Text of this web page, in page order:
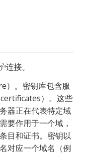
接。
）。密钥库包含服
）。这些
器正在代表特定域
要作用于一个域，
目和证书。密钥以
对应一个域名（例